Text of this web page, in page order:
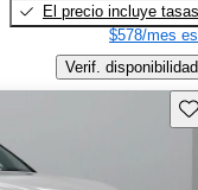
El precio incluye tasas
$578/mes
Verif. disponibilidad